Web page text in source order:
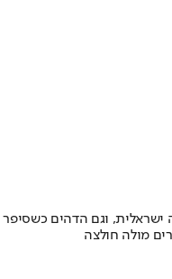
ישראלית, וגם הדהים כשסיפר
מולה חולצה